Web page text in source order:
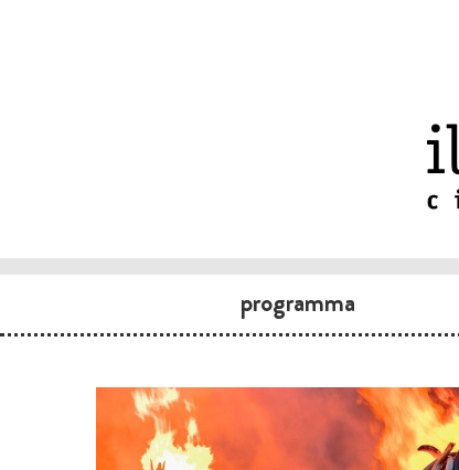
programma